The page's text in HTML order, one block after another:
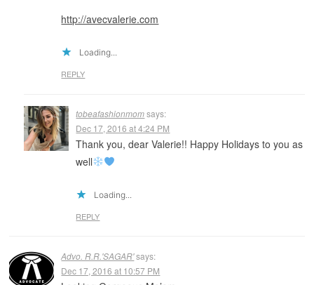
http://avecvalerie.com
Loading...
REPLY
tobeafashionmom says:
Dec 17, 2016 at 4:24 PM
Thank you, dear Valerie!! Happy Holidays to you as
well
Loading...
REPLY
Advo. R.R.'SAGAR'says:
Dec 17, 2016 at 10:57 PM